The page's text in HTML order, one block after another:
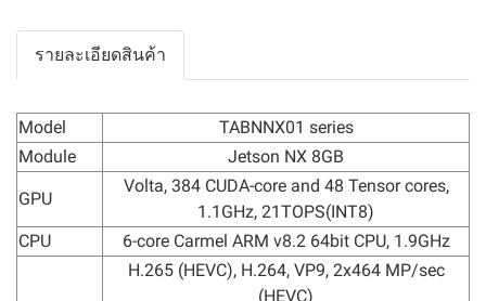
รายละเอียดสินค้า
Model
TABNNX01 series
Module
Jetson NX 8GB
GPU
Volta, 384 CUDA-core and 48 Tensor cores,
1.1GHz, 21TOPS(INT8)
CPU
6-core Carmel ARM v8.2 64bit CPU, 1.9GHz
H.265 (HEVC), H.264, VP9, 2x464 MP/sec
(HEVC)